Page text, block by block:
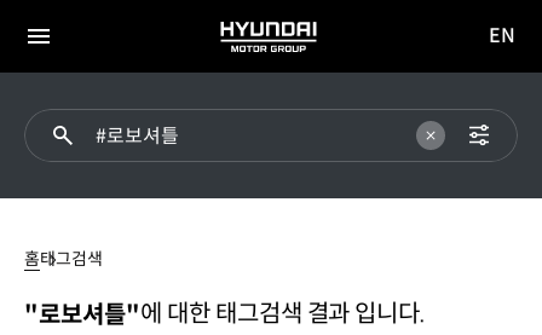
전체
HYUNDAI
MOTOR
이동
EN
홈태그검색
"로보셔틀"에 대한 태그검색 결과 입니다.